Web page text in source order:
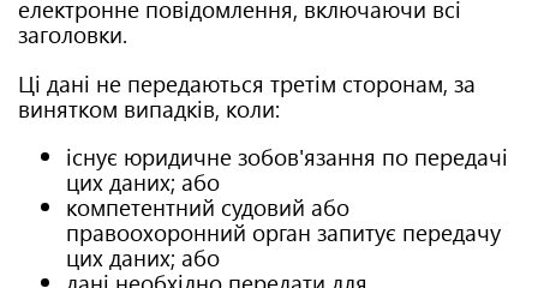
електронне повідомлення, включаючи всі
заголовки.
Ці дані не передаються третім сторонам, за
винятком випадків, коли:
існує юридичне зобов'язання по передачі
цих даних; або
компетентний судовий або
правоохоронний орган запитує передачу
цих даних; або